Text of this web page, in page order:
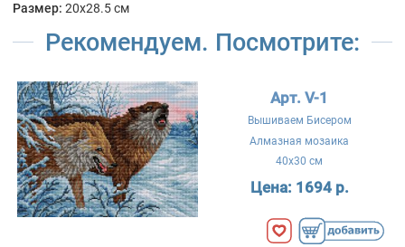
Размер: 20x28.5 см
Рекомендуем. Посмотрите:
Арт. V-1
Вышиваем Бисером
Алмазная мозаика
40x30 см
Цена: 1694 р.